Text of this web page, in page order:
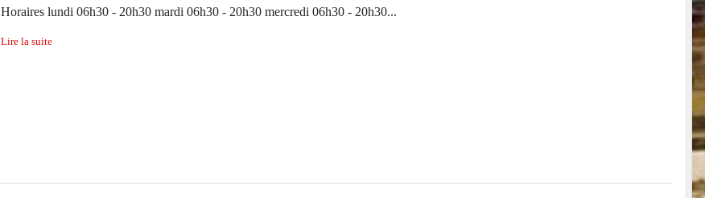
Horaires lundi 06h30 - 20h30 mardi 06h30 - 20h30 mercredi 06h30 - 20h30...
Lire la suite